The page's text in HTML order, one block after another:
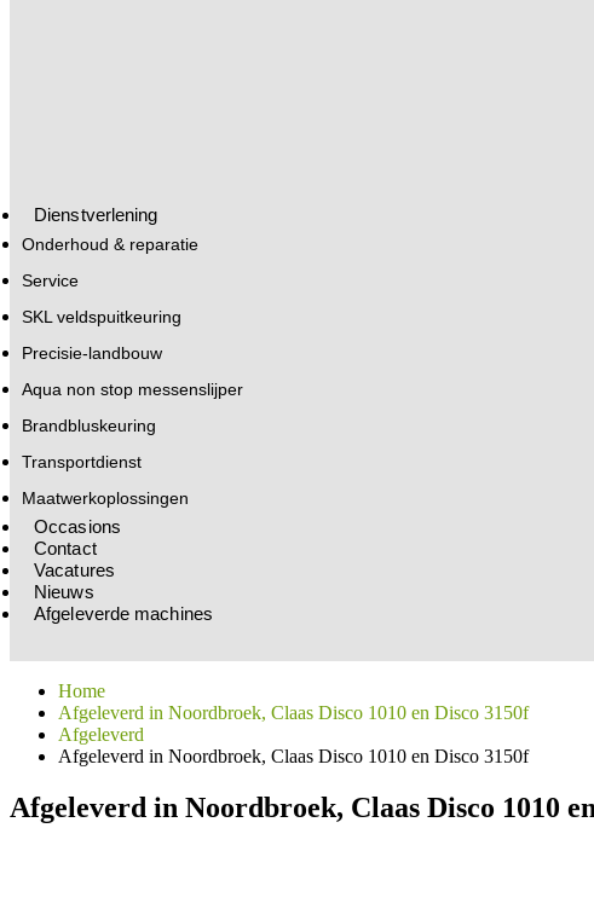
Dienstverlening
Onderhoud & reparatie
Service
SKL veldspuitkeuring
Precisie-landbouw
Aqua non stop messenslijper
Brandbluskeuring
Transportdienst
Maatwerkoplossingen
Occasions
Contact
Vacatures
Nieuws
Afgeleverde machines
Home
Afgeleverd in Noordbroek, Claas Disco 1010 en Disco 3150f
Afgeleverd
Afgeleverd in Noordbroek, Claas Disco 1010 en Disco 3150f
Afgeleverd in Noordbroek, Claas Disco 1010